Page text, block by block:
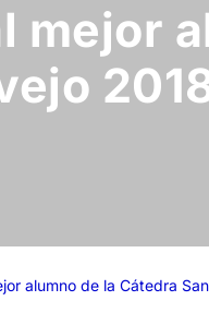
mejor
alumno de la Cátedra